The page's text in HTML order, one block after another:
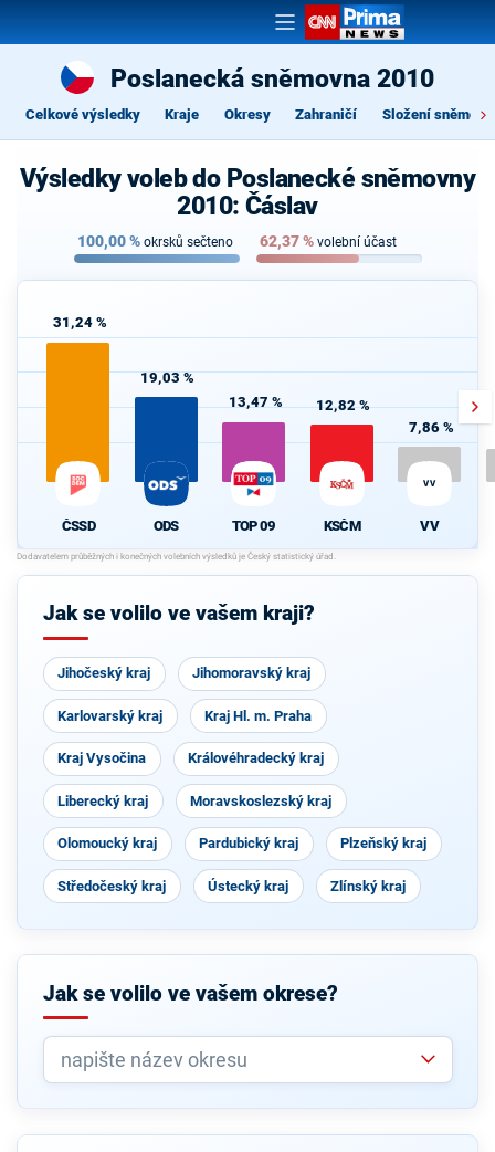
Poslanecká sněmovna 2010
Celkové výsledky Kraje Okresy Zahraničí Složení
Výsledky voleb do Poslanecké sněmovny
2010: Čáslav
100,00% okrsků sečteno 62,37% volební účast
31,24 %
ČSSD
19,03 %
ODS
13,47 %
TOP 09
12,82 %
KSČM
7,86 %
VV
VV
Jak se volilo ve vašem kraji?
Jihočeský kraj Jihomoravský kraj
Karlovarský kraj Kraj Hl. m. Praha
Kraj Vysočina Královéhradecký kraj
Liberecký kraj Moravskoslezský kraj
Olomoucký kraj Pardubický kraj Plzeňský kraj
Středočeský kraj Ústecký kraj Zlínský kraj
Jak se volilo ve vašem okrese?